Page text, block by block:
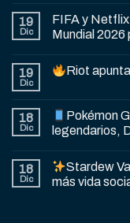
19
Dic
FIFA y Netflix
Mundial
19
Dic
Riot
18
Dic
Pokémon
legendarios,
18
Dic
Stardew
más vida